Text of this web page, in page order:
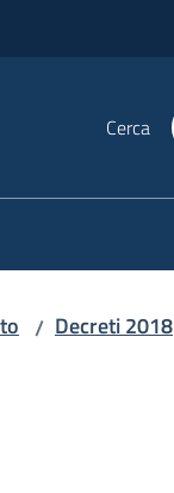
Cerca
/ Decreti 2018